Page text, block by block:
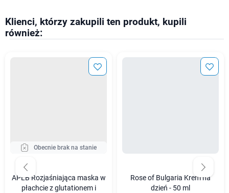
Klienci, którzy zakupili ten produkt, kupili
również:
Obecnie brak na stanie
APLB Rozjaśniająca maska w
płachcie z glutationem i
Rose of Bulgaria Krem na
dzień - 50 ml